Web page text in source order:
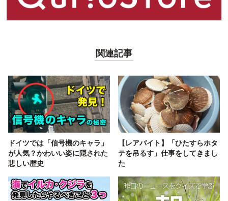
関連記事
ドイツでは「信号機のキャラ」
が人気？かわいい姿に隠された
悲しい歴史
【レアバイト】「ひたすらホタ
テを吊るす」仕事をしてきまし
た